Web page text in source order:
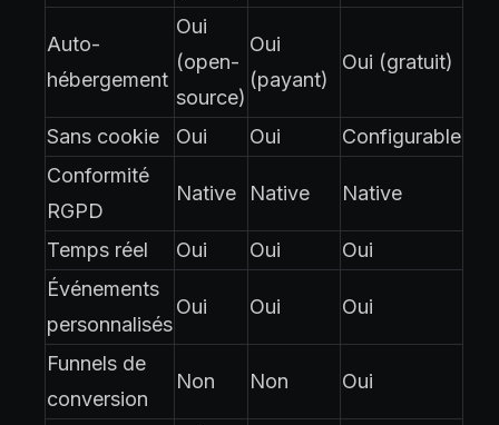
Auto-
hébergement
Oui
(open-
source)
Oui
(payant)
Oui (gratuit)
Sans cookie Oui Oui
Configurable
Conformité
RGPD
Native Native Native
Temps réel Oui Oui
Oui
Événements
personnalisés
Oui Oui Oui
Funnels de
conversion
Non Non Oui